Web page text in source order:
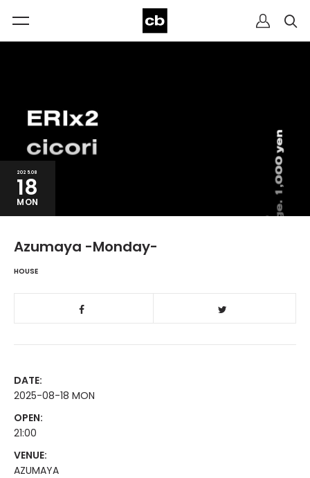
2025.08
18
MON
Azumaya -Monday-
HOUSE
DATE:
2025-08-18 MON
OPEN:
21:00
VENUE:
AZUMAYA